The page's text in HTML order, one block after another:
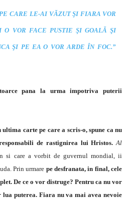
CARE LE-AI VĂZUT ŞI FIARA VOR
O VOR FACE PUSTIE ŞI GOALĂ ŞI
ŞI PE EA O VOR ARDE ÎN FOC.”
pana la urma impotriva puterii
carte pe care a scris-o, spune ca nu
de rastignirea lui Hristos. Al
si care a vorbit de guvernul mondial, ii
Prin urmare pe desfranata, in final, cele
De ce o vor distruge? Pentru ca nu vor
puterea. Fiara nu va mai avea nevoie